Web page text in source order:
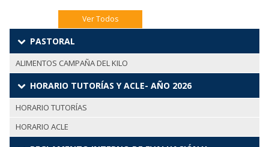
Ver Todos
PASTORAL
ALIMENTOS CAMPAÑA DEL KILO
HORARIO TUTORÍAS Y ACLE- AÑO 2026
HORARIO TUTORÍAS
HORARIO ACLE